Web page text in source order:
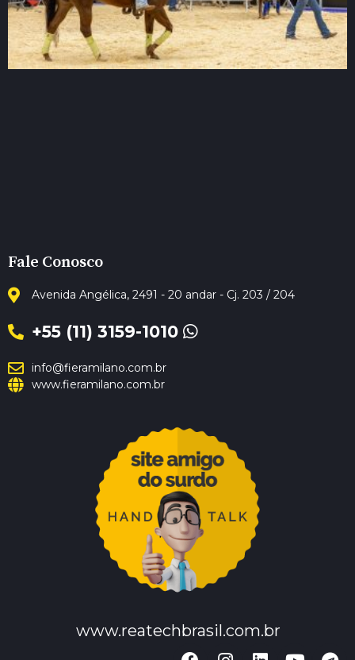
Fale Conosco
Avenida Angélica, 2491 - 20 andar - Cj. 203 / 204
+55 (11) 3159-1010
info@fieramilano.com.br
www.fieramilano.com.br
www.reatechbrasil.com.br